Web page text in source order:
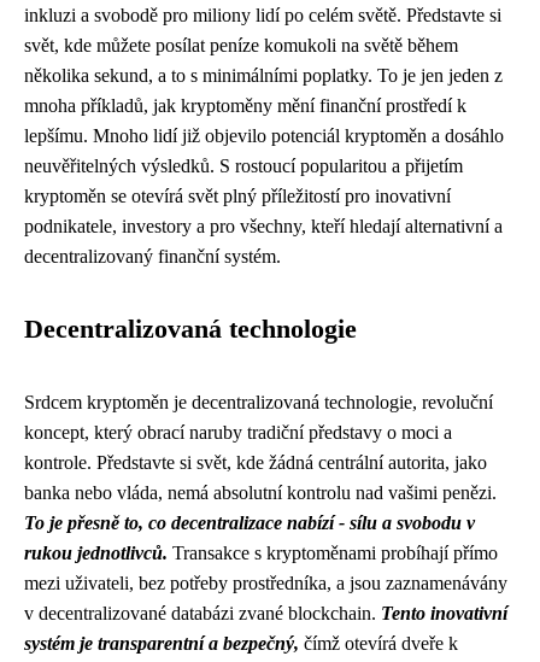
inkluzi a svobodě pro miliony lidí po celém světě. Představte si
svět, kde můžete posílat peníze komukoli na světě během
několika sekund, a to s minimálními poplatky. To je jen jeden z
mnoha příkladů, jak kryptoměny mění finanční prostředí k
lepšímu. Mnoho lidí již objevilo potenciál kryptoměn a dosáhlo
neuvěřitelných výsledků. S rostoucí popularitou a přijetím
kryptoměn se otevírá svět plný příležitostí pro inovativní
podnikatele, investory a pro všechny, kteří hledají alternativní a
decentralizovaný finanční systém.
Decentralizovaná technologie
Srdcem kryptoměn je decentralizovaná technologie, revoluční
koncept, který obrací naruby tradiční představy o moci a
kontrole. Představte si svět, kde žádná centrální autorita, jako
banka nebo vláda, nemá absolutní kontrolu nad vašimi penězi.
To je přesně to, co decentralizace nabízí - sílu a svobodu v
rukou jednotlivců. Transakce s kryptoměnami probíhají přímo
mezi uživateli, bez potřeby prostředníka, a jsou zaznamenávány
v decentralizované databázi zvané blockchain. Tento inovativní
systém je transparentní a bezpečný, čímž otevírá dveře k